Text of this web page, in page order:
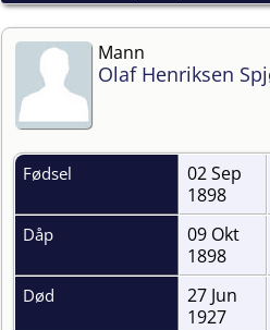
Mann
Olaf Henriksen
Fødsel
02 Sep
1898
Dåp
09 Okt
1898
Død
27 Jun
1927